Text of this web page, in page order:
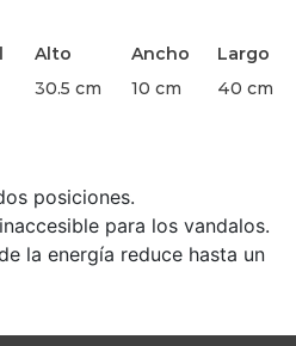
Alto Ancho
Largo
30.5 cm 10 cm 40 cm
posiciones.
para los vandalos.
la energía reduce hasta un